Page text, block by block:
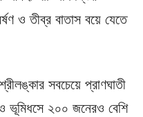
ও তীব্র বাতাস বয়ে যেতে
সবচেয়ে প্রাণঘাতী
ভূমিধসে ২০০ জনেরও বেশি